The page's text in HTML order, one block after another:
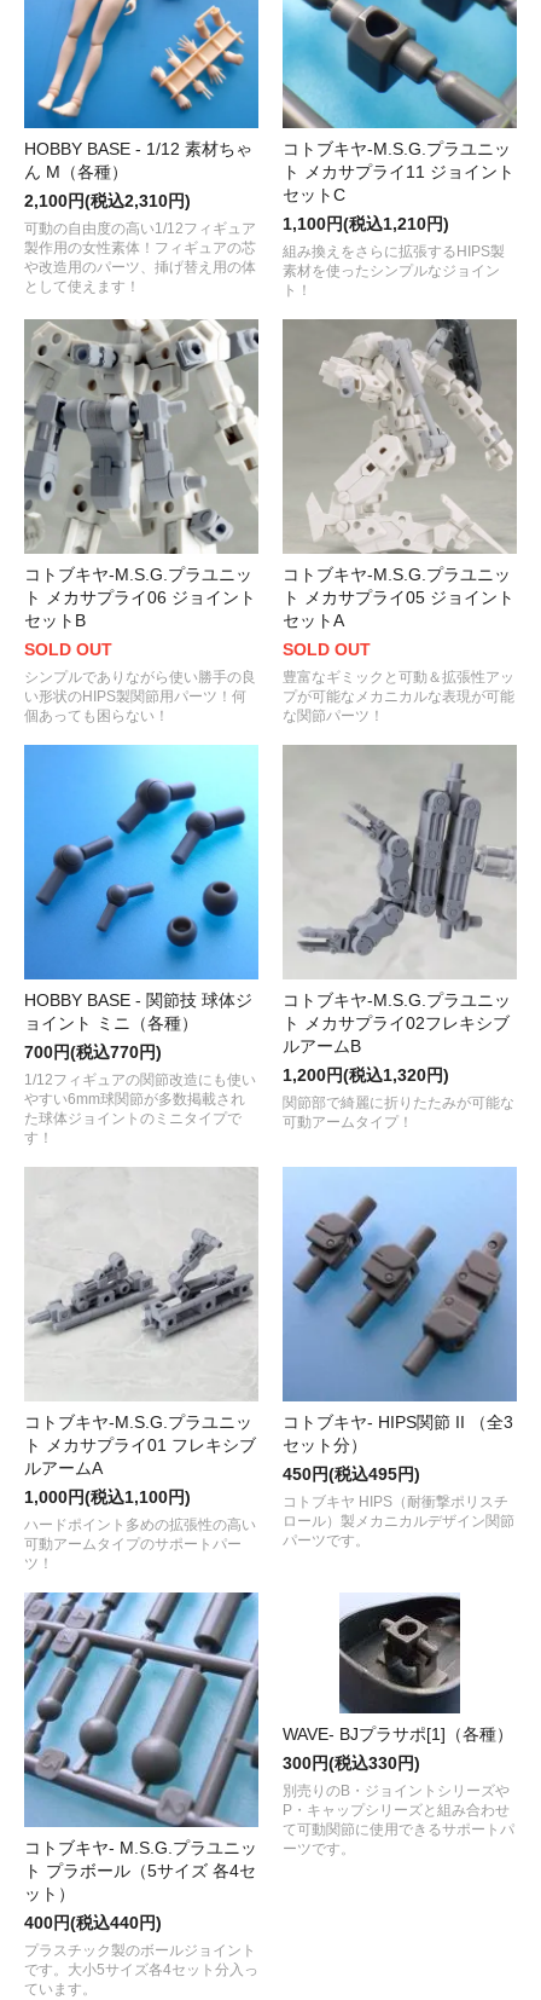
HOBBY BASE - 1/12 素材ちゃ
ん M（各種）
2,100円(税込2,310円)
可動の自由度の高い1/12フィギュア
製作用の女性素体！フィギュアの芯
や改造用のパーツ、挿げ替え用の体
として使えます！
コトブキヤ-M.S.G.プラユニッ
ト メカサプライ11 ジョイント
セットC
1,100円(税込1,210円)
組み換えをさらに拡張するHIPS製
素材を使ったシンプルなジョイン
ト！
コトブキヤ-M.S.G.プラユニッ
ト メカサプライ06 ジョイント
セットB
SOLD OUT
シンプルでありながら使い勝手の良
い形状のHIPS製関節用パーツ！何
個あっても困らない！
コトブキヤ-M.S.G.プラユニッ
ト メカサプライ05 ジョイント
セットA
SOLD OUT
豊富なギミックと可動＆拡張性アッ
プが可能なメカニカルな表現が可能
な関節パーツ！
HOBBY BASE - 関節技 球体ジ
ョイント ミニ（各種）
700円(税込770円)
1/12フィギュアの関節改造にも使い
やすい6mm球関節が多数掲載され
た球体ジョイントのミニタイプで
す！
コトブキヤ-M.S.G.プラユニッ
ト メカサプライ02フレキシブ
ルアームB
1,200円(税込1,320円)
関節部で綺麗に折りたたみが可能な
可動アームタイプ！
コトブキヤ-M.S.G.プラユニッ
ト メカサプライ01 フレキシブ
ルアームA
1,000円(税込1,100円)
ハードポイント多めの拡張性の高い
可動アームタイプのサポートパー
ツ！
コトブキヤ- HIPS関節 II （全3
セット分）
450円(税込495円)
コトブキヤ HIPS（耐衝撃ポリスチ
ロール）製メカニカルデザイン関節
パーツです。
コトブキヤ- M.S.G.プラユニッ
ト プラボール（5サイズ 各4セ
ット）
400円(税込440円)
プラスチック製のボールジョイント
です。大小5サイズ各4セット分入っ
ています。
WAVE- BJプラサポ[1]（各種）
300円(税込330円)
別売りのB・ジョイントシリーズや
P・キャップシリーズと組み合わせ
て可動関節に使用できるサポートパ
ーツです。